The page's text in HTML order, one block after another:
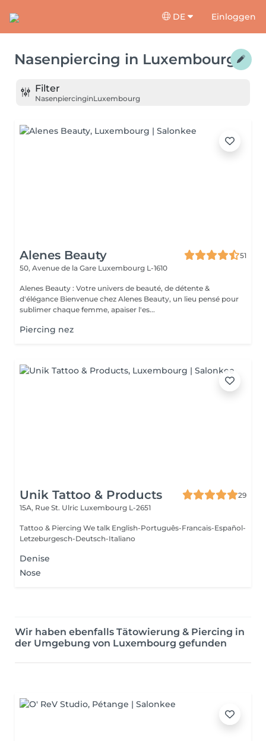
DE Einloggen
Nasenpiercing in Luxembourg
Filter
NasenpiercinginLuxembourg
Alenes Beauty
51
50, Avenue de la Gare Luxembourg L-1610
Alenes Beauty : Votre univers de beauté, de détente &
d'élégance Bienvenue chez Alenes Beauty, un lieu pensé pour
sublimer chaque femme, apaiser l'es...
Piercing nez
Unik Tattoo & Products
29
15A, Rue St. Ulric Luxembourg L-2651
Tattoo & Piercing We talk English-Português-Francais-Español-
Letzeburgesch-Deutsch-Italiano
Denise
Nose
Wir haben ebenfalls Tätowierung & Piercing in
der Umgebung von Luxembourg gefunden